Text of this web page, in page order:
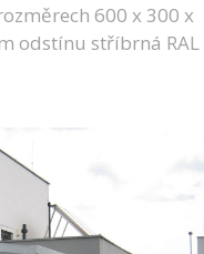
600 x 300 x
odstínu stříbrná RAL